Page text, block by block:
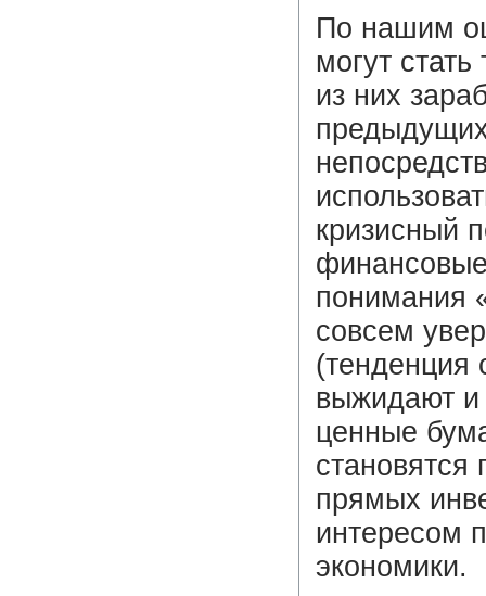
По нашим
могут
из них
кризисный
понимания
совсем
(тенденция
выжидают и
ценные
прямых
интересом
экономики.